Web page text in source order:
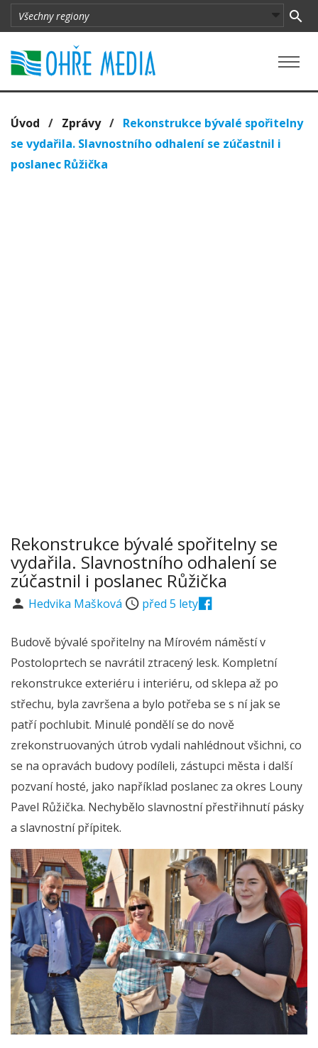
Úvod / Zprávy/ Rekonstrukce bývalé spořitelny
se vydařila. Slavnostního odhalení se zúčastnil i
poslanec Růžička
Rekonstrukce bývalé spořitelny se
vydařila. Slavnostního odhalení se
zúčastnil i poslanec Růžička
Hedvika Mašková před 5 lety
Budově bývalé spořitelny na Mírovém náměstí v
Postoloprtech se navrátil ztracený lesk. Kompletní
rekonstrukce exteriéru i interiéru, od sklepa až po
střechu, byla završena a bylo potřeba se s ní jak se
patří pochlubit. Minulé pondělí se do nově
zrekonstruovaných útrob vydali nahlédnout všichni, co
se na opravách budovy podíleli, zástupci města i další
pozvaní hosté, jako například poslanec za okres Louny
Pavel Růžička. Nechybělo slavnostní přestřihnutí pásky
a slavnostní přípitek.